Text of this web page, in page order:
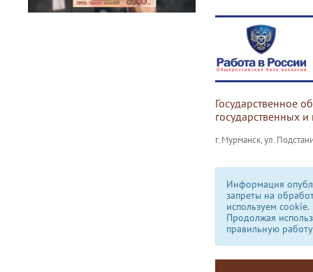
Государственное
государственных
г. Мурманск, ул.
Информация
запреты на
используем сookie.
Продолжая
правильную